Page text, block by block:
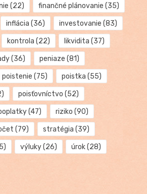
(22) finančné plánovanie (35)
inflácia (36) investovanie (83)
kontrola (22) likvidita (37)
(36) peniaze (81)
poistenie (75) poistka (55)
poisťovníctvo (52)
(47) riziko (90)
(79) stratégia (39)
výluky(26) úrok(28)